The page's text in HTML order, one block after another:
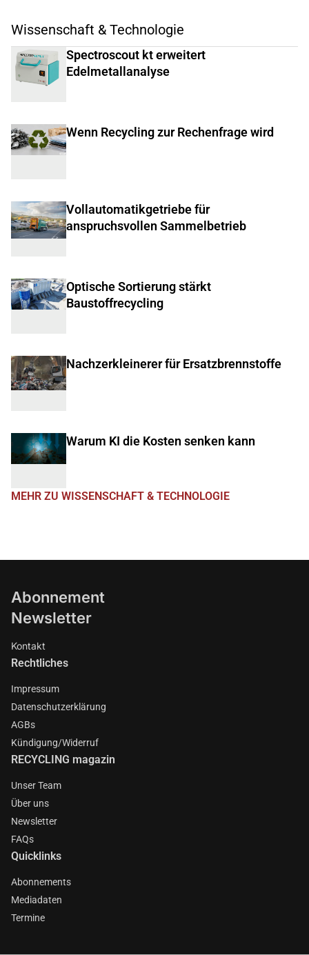
Wissenschaft & Technologie
Spectroscout kt erweitert
Edelmetallanalyse
Wenn Recycling zur Rechenfrage wird
Vollautomatikgetriebe für
anspruchsvollen Sammelbetrieb
Optische Sortierung stärkt
Baustoffrecycling
Nachzerkleinerer für Ersatzbrennstoffe
Warum KI die Kosten senken kann
MEHR ZU WISSENSCHAFT & TECHNOLOGIE
Abonnement
Newsletter
Kontakt
Rechtliches
Impressum
Datenschutzerklärung
AGBs
Kündigung/Widerruf
RECYCLING magazin
Unser Team
Über uns
Newsletter
FAQs
Quicklinks
Abonnements
Mediadaten
Termine